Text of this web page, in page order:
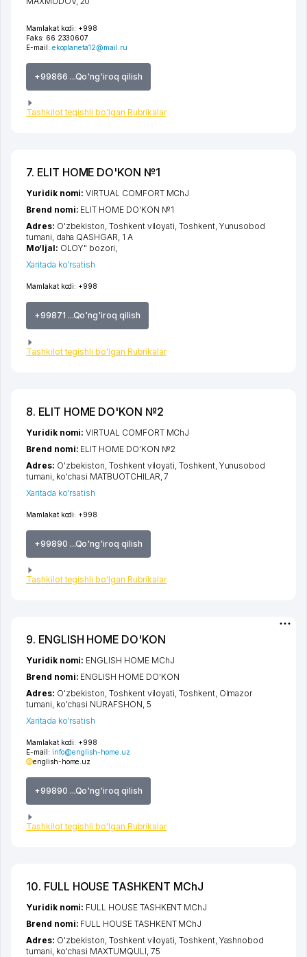
Mamlakat kodi: +998
Faks: 66 2330607
E-mail: ekoplaneta12@mail.ru
+99866 ...Qo'ng'iroq qilish
Tashkilot tegishli bo'lgan Rubrikalar
7. ELIT HOME DO'KON №1
Mamlakat kodi: +998
+99871 ...Qo'ng'iroq qilish
Tashkilot tegishli bo'lgan Rubrikalar
Yuridik nomi:VIRTUAL COMFORT MChJ
Brend nomi: ELIT HOME DO'KON №1
Adres: O'zbekiston,Toshkent viloyati,Toshkent, Yunusobod
tumani, daha QASHGAR, 1 A
Mo‘ljal: OLOY" bozori,
Xaritada ko'rsatish
8. ELIT HOME DO'KON №2
Mamlakat kodi: +998
+99890 ...Qo'ng'iroq qilish
Tashkilot tegishli bo'lgan Rubrikalar
Yuridik nomi:VIRTUAL COMFORT MChJ
Brend nomi: ELIT HOME DO'KON №2
Adres: O'zbekiston,Toshkent viloyati ,Toshkent, Yunusobod
tumani ko'chasi MATBUOTCHILAR , 7
Xaritada ko'rsatish
9. ENGLISH HOME DO'KON
Mamlakat kodi: +998
E-mail: info@english-home.uz
english-home.uz
+99890 ...Qo'ng'iroq qilish
Tashkilot tegishli bo'lgan Rubrikalar
Yuridik nomi: ENGLISH HOME MChJ
Brend nomi: ENGLISH HOME DO'KON
Adres: O'zbekiston,Toshkent viloyati ,Toshkent, Olmazor
tumani ko'chasi NURAFSHON , 5
Xaritada ko'rsatish
10. FULL HOUSE TASHKENT MChJ
Yuridik nomi: FULL HOUSE TASHKENT MChJ
Brend nomi: FULL HOUSE TASHKENT MChJ
Adres: O'zbekiston,Toshkent viloyati ,Toshkent, Yashnobod
tumani ko'chasi MAXTUMQULI , 75